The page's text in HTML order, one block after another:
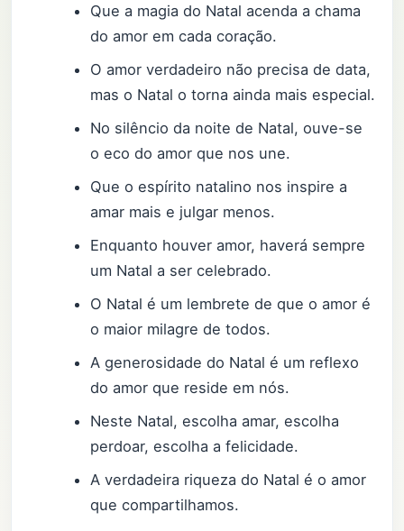
Que a magia do Natal acenda a chama
do amor em cada coração.
O amor verdadeiro não precisa de data,
mas o Natal o torna ainda mais especial.
No silêncio da noite de Natal, ouve-se
o eco do amor que nos une.
Que o espírito natalino nos inspire a
amar mais e julgar menos.
Enquanto houver amor, haverá sempre
um Natal a ser celebrado.
O Natal é um lembrete de que o amor é
o maior milagre de todos.
A generosidade do Natal é um reflexo
do amor que reside em nós.
Neste Natal, escolha amar, escolha
perdoar, escolha a felicidade.
A verdadeira riqueza do Natal é o amor
que compartilhamos.